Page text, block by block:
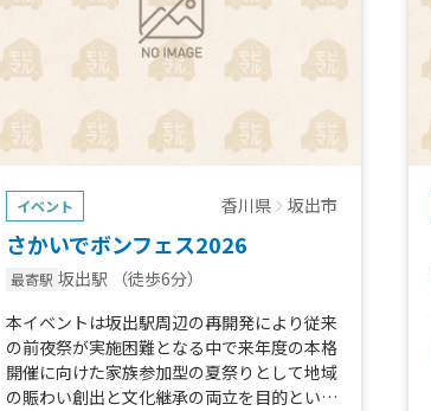
イベント 香川県 坂出市
さかいでボンフェス2026
最寄駅 坂出駅
（徒歩6分）
本イベントは坂出駅周辺の再開発により従来
の前夜祭が実施困難となる中で来年度の本格
開催に向けた家族参加型の夏祭りとして地域
の賑わい創出と文化継承の両立を目的といた